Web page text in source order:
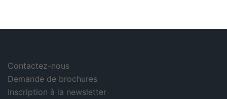
Contactez-nous
Demande de brochures
Inscription à la newsletter